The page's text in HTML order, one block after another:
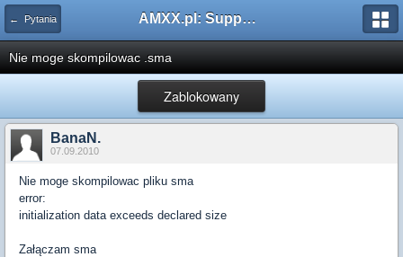
← Pytania AMXX.pl: Support AMX Mod X i SourceMod
Nie moge skompilowac .sma
Zablokowany
BanaN.
07.09.2010
Nie moge skompilowac pliku sma
error:
initialization data exceeds declared size
Załączam sma